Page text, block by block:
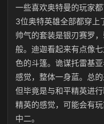
一些喜欢奥特曼的玩家
3位奥特英雄全部都穿上
帅气的套装是银刃赛罗
般。迪迦看起来有点像
色的斗篷。诡谋托雷基
感觉，整体一身蓝。总
但毕竟是与和平精英进
精英的感觉，可能会有
中二。